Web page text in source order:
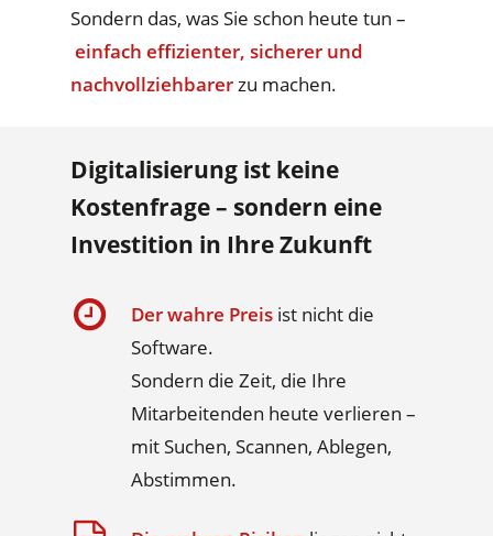
Sondern das, was Sie schon heute tun –
einfach effizienter, sicherer und
nachvollziehbarerzu machen.
Digitalisierung ist keine
Kostenfrage – sondern eine
Investition in Ihre Zukunft
Der wahre Preis ist nicht die
Software.
Sondern die Zeit, die Ihre
Mitarbeitenden heute verlieren –
mit Suchen, Scannen, Ablegen,
Abstimmen.